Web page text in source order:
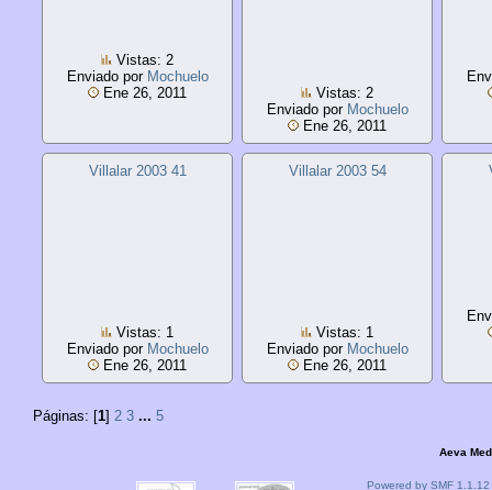
Vistas: 2
Enviado por Mochuelo
Ene 26, 2011
Vistas: 2
Enviado por Mochuelo
Ene 26, 2011
Villalar 2003 41
Vistas: 1
Enviado por Mochuelo
Ene 26, 2011
Villalar 2003 54
Vistas: 1
Enviado por Mochuelo
Ene 26, 2011
Páginas: [1] 2 3 ... 5
Aeva
Powered by SMF 1.1.12